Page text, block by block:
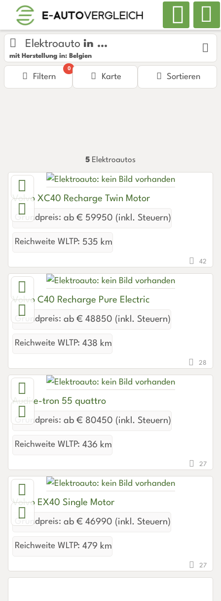
Elektroauto in ...
mit Herstellung in: Belgien
Filtern
0
Karte Sortieren
5 Elektroautos
Volvo XC40 Recharge Twin Motor
Grundpreis: ab € 59950 (inkl. Steuern)
Reichweite WLTP: 535 km
42
Volvo C40 Recharge Pure Electric
Grundpreis: ab € 48850 (inkl. Steuern)
Reichweite WLTP: 438 km
28
Audi e-tron 55 quattro
Grundpreis: ab € 80450 (inkl. Steuern)
Reichweite WLTP: 436 km
27
Volvo EX40 Single Motor
Grundpreis: ab € 46990 (inkl. Steuern)
Reichweite WLTP: 479 km
27